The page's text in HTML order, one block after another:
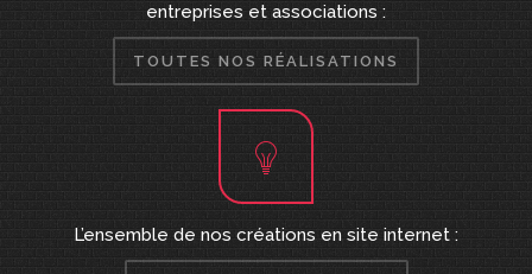
entreprises et associations :
TOUTES NOS RÉALISATIONS
L’ensemble de nos créations en site internet :